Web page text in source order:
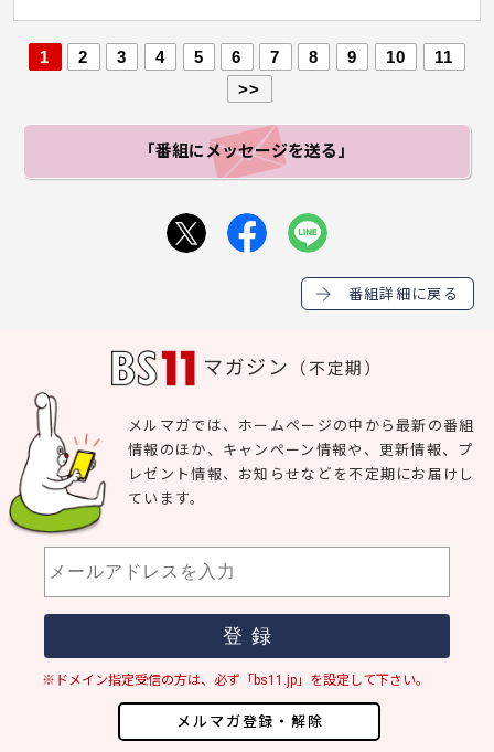
1 2 3 4 5 6 7 8 9 10
11
>>
「番組にメッセージを送る」
番組詳細に戻る
マガジン （不定期）
メルマガ登録・解除
メルマガでは、ホームページの中から最新の番組
情報のほか、キャンペーン情報や、更新情報、プ
レゼント情報、お知らせなどを不定期にお届けし
ています。
※ドメイン指定受信の方は、必ず「bs11.jp」を設定して下さい。